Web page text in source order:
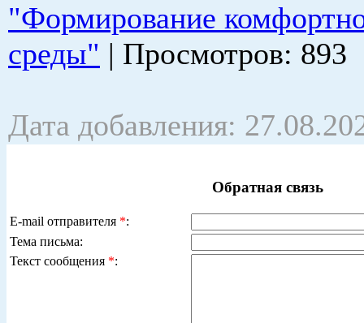
"Формирование
среды" | Просмотров: 893
Дата добавления:
Обратная связь
E-mail отправителя *:
Тема письма:
Текст сообщения *: